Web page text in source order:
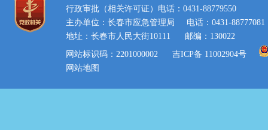
行政审批（相关许可证）电话：0431-88779550
主办单位：长春市应急管理局
电话：0431-88777081
地址：长春市人民大街10111
邮编：130022
网站标识码：2201000002
吉ICP备 11002904号
网站地图